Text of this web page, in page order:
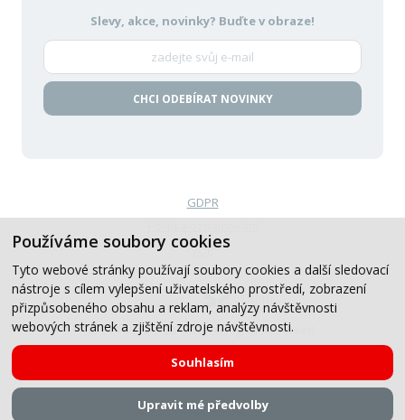
Používáme soubory cookies
Tyto webové stránky používají soubory cookies a další sledovací
nástroje s cílem vylepšení uživatelského prostředí, zobrazení
přizpůsobeného obsahu a reklam, analýzy návštěvnosti
webových stránek a zjištění zdroje návštěvnosti.
Souhlasím
Upravit mé předvolby
Slevy, akce, novinky? Buďte v obraze!
CHCI ODEBÍRAT NOVINKY
© 2019-2026, CB Auto, All Rights Reserved.
GDPR
VOP
Created by